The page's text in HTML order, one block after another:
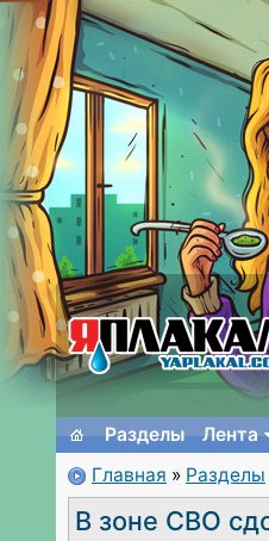
Разделы Лента
Главная » Разделы
В зоне СВО